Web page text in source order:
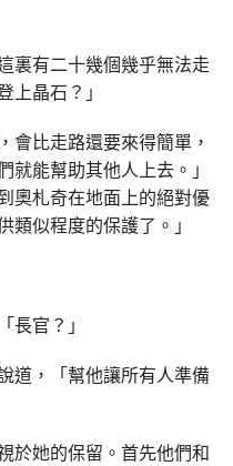
裏有二十幾個幾乎無法走
上晶石？」
會比走路還要來得簡單，
能幫助其他人上去。」
奧札奇在地面上的絕對優
似程度的保護了。」
長官？」
道，「幫他讓所有人準備
於她的保留。首先他們和